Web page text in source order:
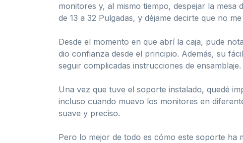
monitores y, al mismo tiempo, despejar la
de 13 a 32 Pulgadas, y déjame decirte que no
Desde el momento en que abrí la caja, pude
dio confianza desde el principio. Además, su
seguir complicadas instrucciones de ensamblaje.
Una vez que tuve el soporte instalado, quedé
incluso cuando muevo los monitores en
suave y preciso.
Pero lo mejor de todo es cómo este soporte ha